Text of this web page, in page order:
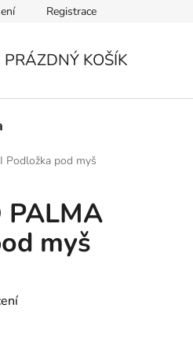
Registrace
PRÁZDNÝ KOŠÍK
Podložka pod myš
PALMA
myš